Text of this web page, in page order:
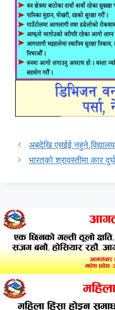
अबदेखि एसईई
भारतको श्रावस्तीमा कार